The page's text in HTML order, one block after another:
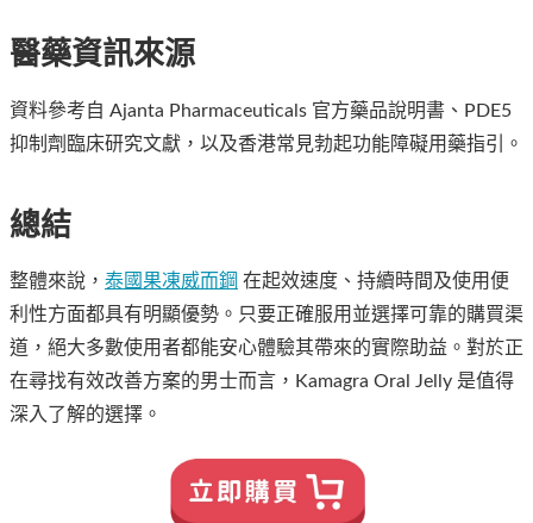
醫藥資訊來源
資料參考自 Ajanta Pharmaceuticals 官方藥品說明書、PDE5
抑制劑臨床研究文獻，以及香港常見勃起功能障礙用藥指引。
總結
整體來說， 泰國果凍威而鋼 在起效速度、持續時間及使用便
利性方面都具有明顯優勢。只要正確服用並選擇可靠的購買渠
道，絕大多數使用者都能安心體驗其帶來的實際助益。對於正
在尋找有效改善方案的男士而言，Kamagra Oral Jelly 是值得
深入了解的選擇。